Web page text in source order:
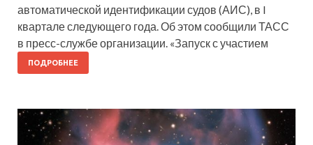
автоматической идентификации судов (АИС), в I
квартале следующего года. Об этом сообщили ТАСС
в пресс-службе организации. «Запуск с участием
ПОДРОБНЕЕ